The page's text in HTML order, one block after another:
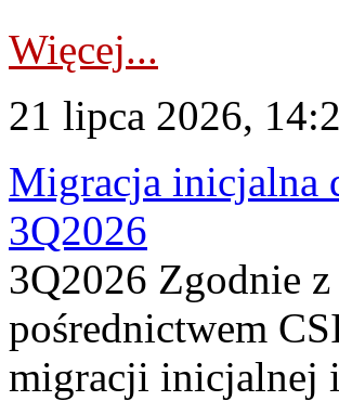
Więcej...
21 lipca 2026,
Migracja inicjalna
3Q2026
3Q2026 Zgodnie
pośrednictwem
migracji inicjalnej